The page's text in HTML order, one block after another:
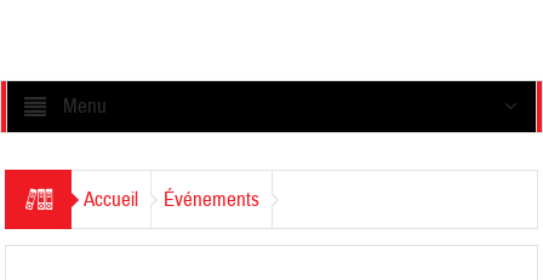
Menu
Accueil Événements